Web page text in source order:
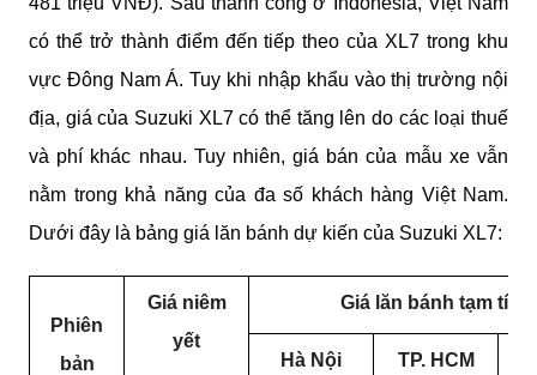
có thể trở thành điểm đến tiếp theo của XL7 trong khu
vực Đông Nam Á. Tuy khi nhập khẩu vào thị trường nội
địa, giá của Suzuki XL7 có thể tăng lên do các loại thuế
và phí khác nhau. Tuy nhiên, giá bán của mẫu xe vẫn
nằm trong khả năng của đa số khách hàng Việt Nam.
Dưới đây là bảng giá lăn bánh dự kiến của Suzuki XL7:
Phiên
bản
Giá niêm
yết
Giá lăn bánh tạm tính
Hà Nội TP. HCM